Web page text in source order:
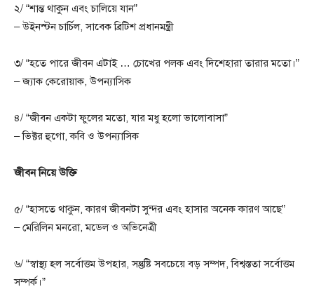
২/ “শান্ত থাকুন এবং চালিয়ে যান”
– উইনস্টন চার্চিল, সাবেক ব্রিটিশ প্রধানমন্ত্রী
৩/ “হতে পারে জীবন এটাই … চোখের পলক এবং দিশেহারা তারার মতো।”
– জ্যাক কেরোয়াক, উপন্যাসিক
৪/ “জীবন একটা ফুলের মতো, যার মধু হলো ভালোবাসা”
– ভিক্টর হুগো, কবি ও উপন্যাসিক
জীবন নিয়ে উক্তি
৫/ “হাসতে থাকুন, কারণ জীবনটা সুন্দর এবং হাসার অনেক কারণ আছে”
– মেরিলিন মনরো, মডেল ও অভিনেত্রী
৬/ “স্বাস্থ্য হল সর্বোত্তম উপহার, সন্তুষ্টি সবচেয়ে বড় সম্পদ, বিশ্বস্ততা সর্বোত্তম
সম্পর্ক।”